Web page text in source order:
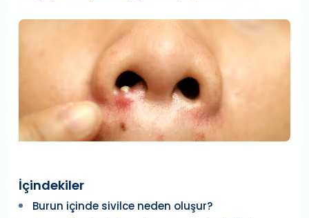
İçindekiler
Burun içinde sivilce neden oluşur?